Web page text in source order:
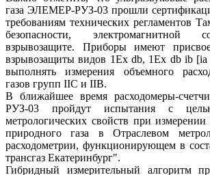
газа ЭЛЕМЕР-РУЗ-03 прошли
требованиям технических регламентов
безопасности, электромагнитной
взрывозащите. Приборы имеют
взрывозащиты видов 1Ex db, 1Ex db ib
выполнять измерения объемного
газов групп IIC и IIB.
В ближайшее время расходомеры-
РУЗ-03 пройдут испытания с
метрологических свойств при измерении
природного газа в Отраслевом
расходометрии, функционирующем в
трансгаз Екатеринбург".
Гибридный измерительный алгоритм